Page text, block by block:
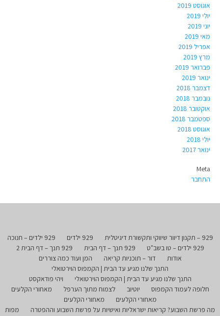
אוגוסט 2019
יולי 2019
יוני 2019
מאי 2019
אפריל 2019
מרץ 2019
פברואר 2019
ינואר 2019
דצמבר 2018
נובמבר 2018
אוקטובר 2018
ספטמבר 2018
אוגוסט 2018
יולי 2018
ינואר 2017
Meta
התחבר
929 – תקנון דיוור שיווקי ותקשורת דיגיטלית 929 ילדים
929 ילדים – חנוכה
929 ילדים – טו בשב"ט
929 תנך – דף הבית
929 תנך – דף הבית 2
אודות
דור – תוכניות קריאה
המן ועוד כמה צוררים
התנך שלנו מגיע עד הבית | הקמפוס הוירטואלי
התנך שלנו מגיע עד הבית | הקמפוס הוירטואלי
ויהי פודאקסט
חלופה לעמוד הקמפוס
יוטיוב לצמוח מתוך הערפל
מאחורי הקלעים
מאחורי הקלעים
מאחורי הקלעים
מה פרשת השבוע? קריאות ישראליות ואישיות על פרשת השבוע וההפטרה
מפות